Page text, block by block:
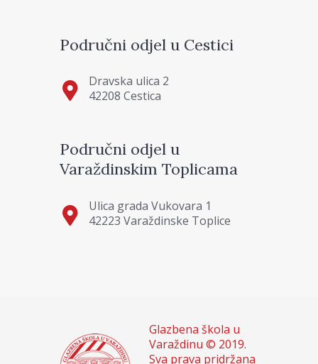
Područni odjel u Cestici
Dravska ulica 2
42208 Cestica
Područni odjel u
Varaždinskim Toplicama
Ulica grada Vukovara 1
42223 Varaždinske Toplice
Glazbena škola u
Varaždinu © 2019.
Sva prava pridržana